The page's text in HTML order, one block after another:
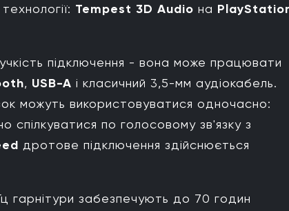
Tempest 3D Audio на
підключення - вона може працювати
, USB-A і класичний 3,5-мм аудіокабель.
можуть використовуватися одночасно:
по голосовому зв'язку з
дротове підключення здійснюється
гарнітури забезпечують до 70 годин